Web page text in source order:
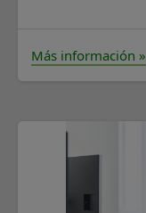
Más información »